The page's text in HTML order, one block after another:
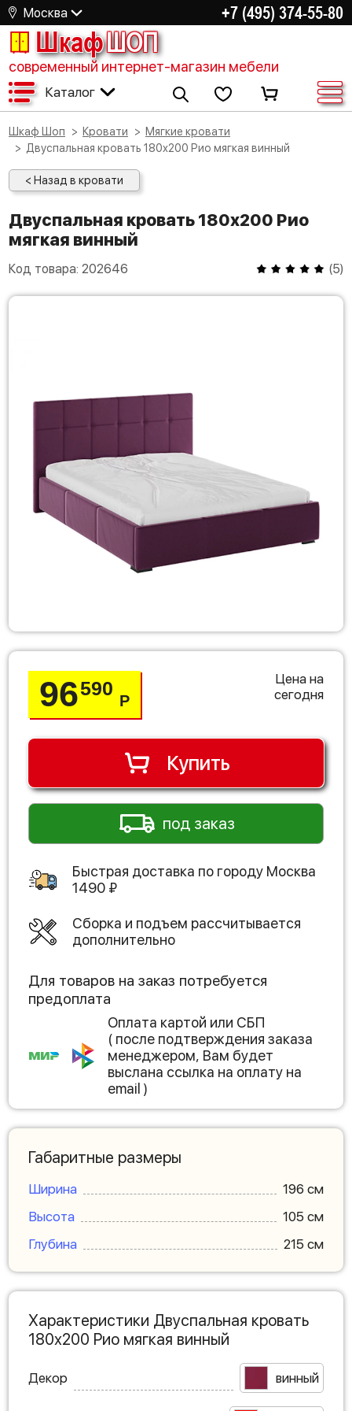
Москва +7 (495) 374-55-80
ШкафШОП
современный интернет-магазин мебели
Каталог
Шкаф Шоп Кровати
Мягкие кровати
Двуспальная кровать 180х200 Рио мягкая винный
< Назад в кровати
Двуспальная кровать 180х200 Рио
мягкая винный
Код товара: 202646 (5)
96590
Р
Цена на
сегодня
Купить
под заказ
Быстрая доставка по городу Москва
1490 ₽
Сборка и подъем рассчитывается
дополнительно
Для товаров на заказ потребуется
предоплата
Оплата картой или СБП
( после подтверждения заказа
менеджером, Вам будет
выслана ссылка на оплату на
email )
Габаритные размеры
Ширина
196 см
Высота
105 см
Глубина
215 см
Характеристики Двуспальная кровать
180х200 Рио мягкая винный
Декор винный